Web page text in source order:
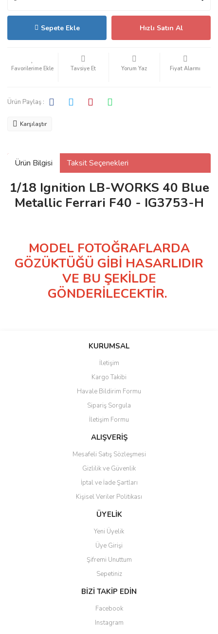
Sepete Ekle Hızlı Satın Al
Tavsiye Et Yorum Yaz Fiyat Alarmı
Ürün Paylaş :
Karşılaştır
Ürün Bilgisi Taksit Seçenekleri
1/18 Ignition LB-WORKS 40 Blue
Metallic Ferrari F40 - IG3753-H
MODEL FOTOĞRAFLARDA
GÖZÜKTÜĞÜ GİBİ HASARLIDIR
VE BU ŞEKİLDE
GÖNDERİLECEKTİR.
KURUMSAL
İletişim
Kargo Takibi
Havale Bildirim Formu
Sipariş Sorgula
İletişim Formu
ALIŞVERİŞ
Mesafeli Satış Sözleşmesi
Gizlilik ve Güvenlik
İptal ve İade Şartları
Kişisel Veriler Politikası
ÜYELİK
Yeni Üyelik
Üye Girişi
Şifremi Unuttum
Sepetiniz
BİZİ TAKİP EDİN
Facebook
Instagram